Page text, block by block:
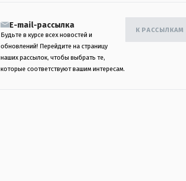
E-mail-рассылка
Будьте в курсе всех новостей и
обновлений! Перейдите на страницу
наших рассылок, чтобы выбрать те,
которые соответствуют вашим интересам.
К РАССЫЛКАМ